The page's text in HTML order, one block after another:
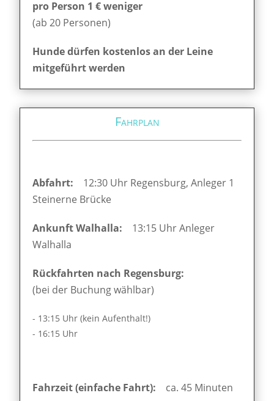
pro Person 1 € weniger
(ab 20 Personen)
Hunde dürfen kostenlos an der Leine
mitgeführt werden
Fahrplan
Abfahrt: 12:30 Uhr Regensburg, Anleger 1
Steinerne Brücke
Ankunft Walhalla: 13:15 Uhr Anleger
Walhalla
Rückfahrten nach Regensburg:
(bei der Buchung wählbar)
- 13:15 Uhr (kein Aufenthalt!)
- 16:15 Uhr
Fahrzeit (einfache Fahrt): ca. 45 Minuten